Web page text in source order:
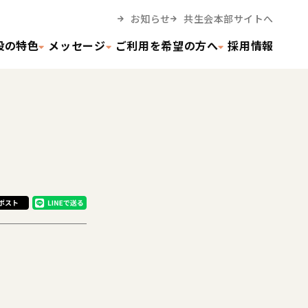
お知らせ 共生会本部サイトへ
の特色 メッセージ ご利用を希望の方へ 採用情報